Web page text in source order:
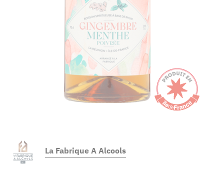
La Fabrique A Alcools